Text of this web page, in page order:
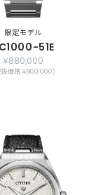
限定モデル
51E
￥880,000
抜価格 ￥800,000)